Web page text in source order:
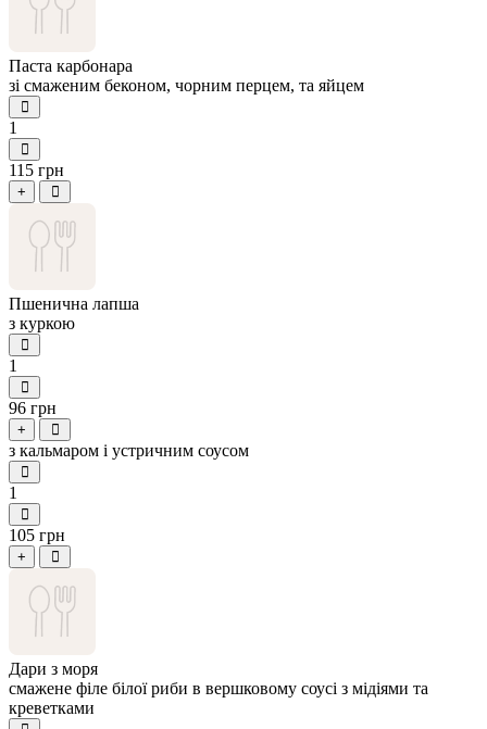
Паста карбонара
зі смаженим беконом, чорним перцем, та яйцем
1
115 грн
+
Пшенична лапша
з куркою
1
96 грн
+
з кальмаром і устричним соусом
1
105 грн
+
Дари з моря
смажене філе білої риби в вершковому соусі з мідіями та
креветками